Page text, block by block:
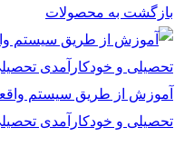
بازگشت به محصولات
آموزش از طریق سیستم
تحصیلی و خودکارآمدی